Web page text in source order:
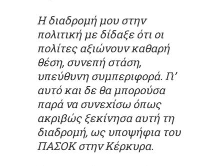
Η διαδρομή μου στην
πολιτική με δίδαξε ότι οι
πολίτες αξιώνουν καθαρή
θέση, συνεπή στάση,
υπεύθυνη συμπεριφορά. Γι’
αυτό και δε θα μπορούσα
παρά να συνεχίσω όπως
ακριβώς ξεκίνησα αυτή τη
διαδρομή, ως υποψήφια του
ΠΑΣΟΚ στην Κέρκυρα.